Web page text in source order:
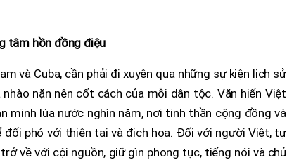
tâm hồn đồng điệu
và Cuba, cần phải đi xuyên qua những sự kiện lịch sử
nặn nên cốt cách của mỗi dân tộc. Văn hiến Việt
minh lúa nước nghìn năm, nơi tinh thần cộng đồng và
phó với thiên tai và địch họa. Đối với người Việt, tự
về với cội nguồn, giữ gìn phong tục, tiếng nói và chủ